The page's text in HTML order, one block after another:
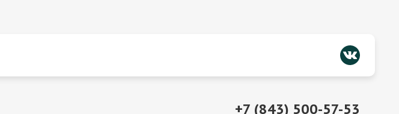
+7 (843) 500-57-53